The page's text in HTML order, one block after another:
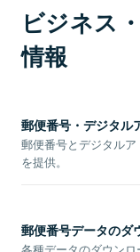
ビジネス
情報
郵便番号・デジタル
郵便番号とデジタル
を提供。
郵便番号データのダ